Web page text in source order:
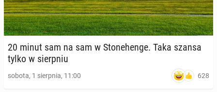
20 minut sam na sam w Sto­ne­hen­ge. Taka szansa
tylko w sierp­niu
sobota, 1 sierpnia, 11:00 628